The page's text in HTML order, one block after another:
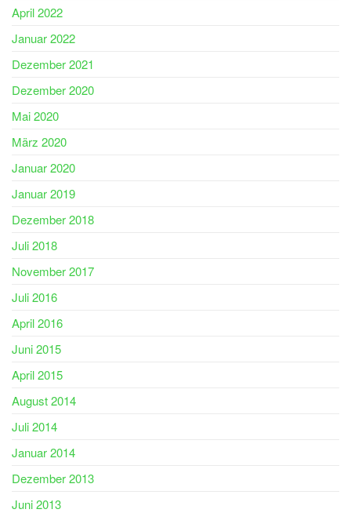
April 2022
Januar 2022
Dezember 2021
Dezember 2020
Mai 2020
März 2020
Januar 2020
Januar 2019
Dezember 2018
Juli 2018
November 2017
Juli 2016
April 2016
Juni 2015
April 2015
August 2014
Juli 2014
Januar 2014
Dezember 2013
Juni 2013